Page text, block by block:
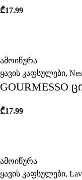
₾17.99
ამოიწურა
ყავის კაფსულები,
GOURMESSO
₾17.99
ამოიწურა
ყავის კაფსულები,